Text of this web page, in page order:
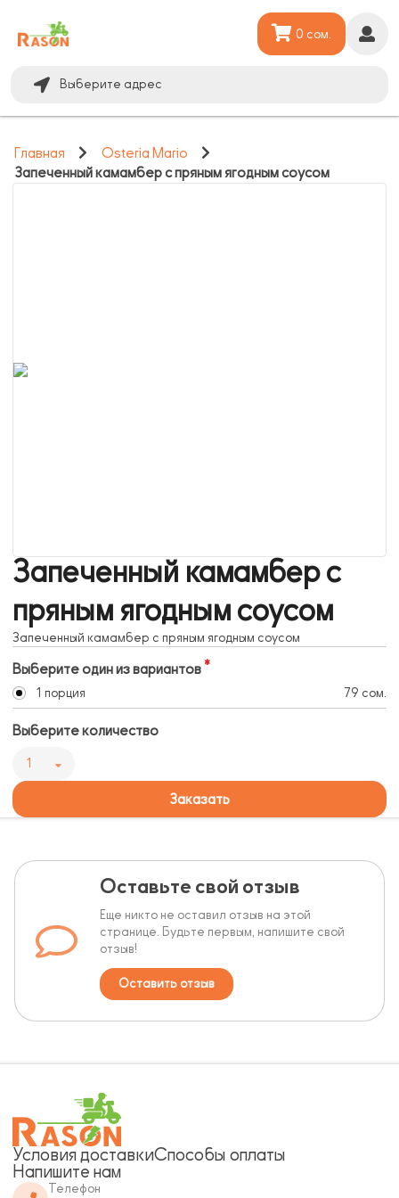
Выберите адрес
0 сом.
Главная
Osteria Mario
Запеченный камамбер с пряным ягодным соусом
Запеченный камамбер с
пряным ягодным соусом
Запеченный камамбер с пряным ягодным соусом
Выберите один из вариантов
1 порция 79 сом.
Выберите количество
1
Заказать
Оставьте свой отзыв
Еще никто не оставил отзыв на этой
странице. Будьте первым, напишите свой
отзыв!
Оставить отзыв
Условия доставкиСпособы оплаты
Напишите нам
Телефон